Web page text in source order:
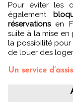
Pour éviter les
également
réservationsen
suite à la mise
la possibilité
de louer des
Un service